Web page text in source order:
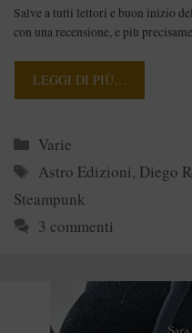
Salve a tutti lettori e buon inizio
con una recensione, e più
LEGGI DI PIÙ…
Categorie
Varie
Tag
Astro Edizioni, Diego
Steampunk
3 commenti